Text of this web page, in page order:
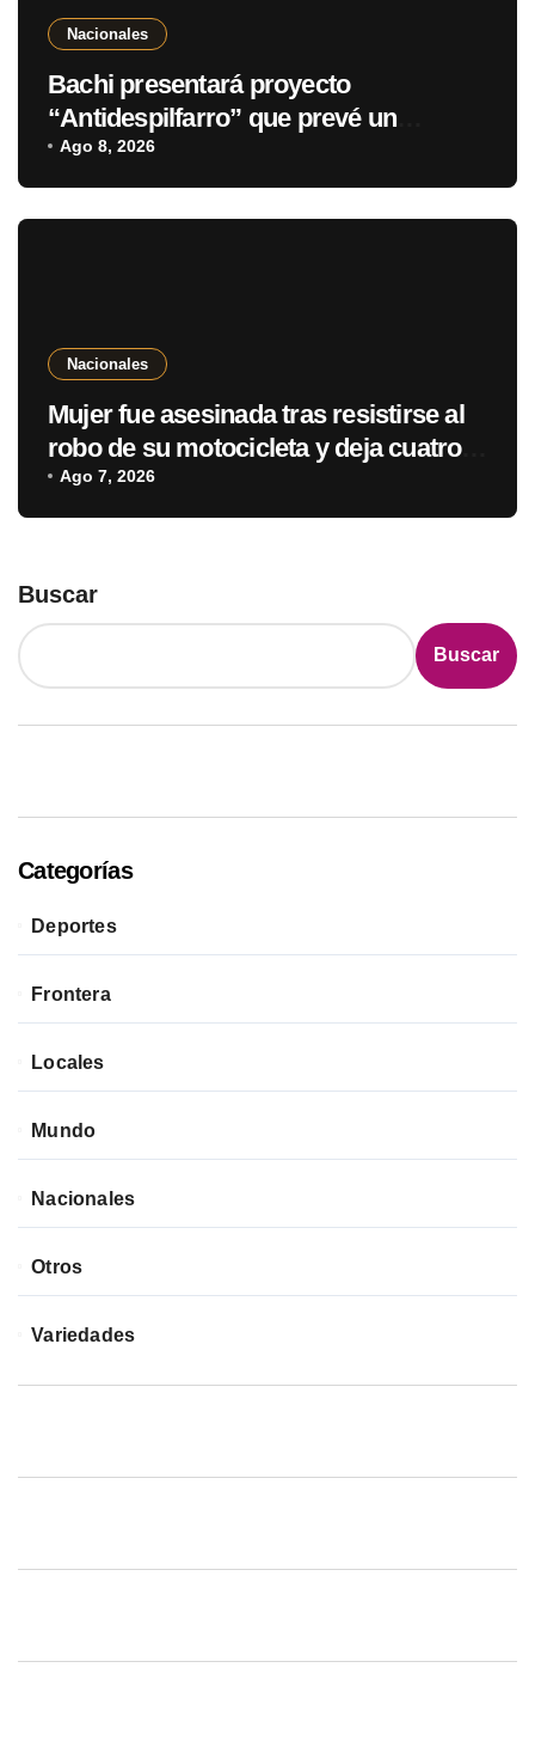
Nacionales
Bachi presentará proyecto
“Antidespilfarro” que prevé un
“shutdown” parcial del Estado por
déficit fiscal
Ago 8, 2026
Nacionales
Mujer fue asesinada tras resistirse al
robo de su motocicleta y deja cuatro
hijos huérfanos en Ypané
Ago 7, 2026
Buscar
Buscar
Categorías
Deportes
Frontera
Locales
Mundo
Nacionales
Otros
Variedades